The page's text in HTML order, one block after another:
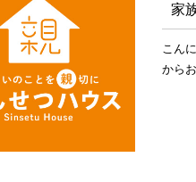
家
こん
から